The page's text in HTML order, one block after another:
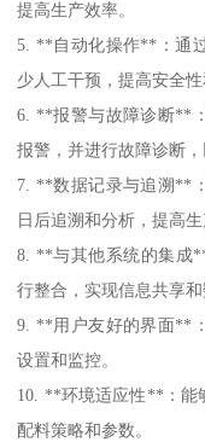
提高生产效率。
5. **自动化操作**：通
少人工干预，提高安全性
6. **报警与故障诊断**
报警，并进行故障诊断，
7. **数据记录与追溯**
日后追溯和分析，提高生
8. **与其他系统的集成
行整合，实现信息共享
9. **用户友好的界面**
设置和监控。
10. **环境适应性**：能
配料策略和参数。